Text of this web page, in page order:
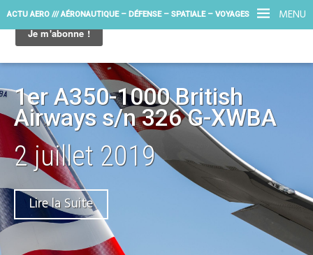
MENU
ACTU AERO /// AÉRONAUTIQUE – DÉFENSE – SPATIALE – VOYAGES
1er A350-1000 British
Airways s/n 326 G-XWBA
2 juillet 2019
Lire la Suite